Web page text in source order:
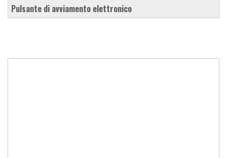
pulsante di avviamento elettronico